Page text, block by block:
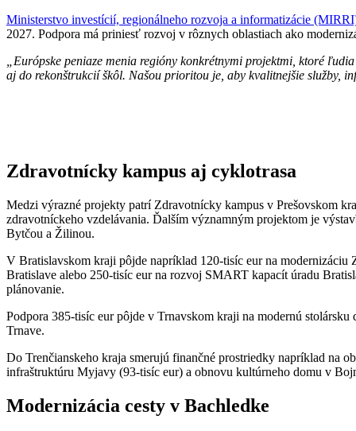
Ministerstvo investícií, regionálneho rozvoja a informatizácie
2027. Podpora má priniesť rozvoj v rôznych oblastiach ako
„Európske peniaze menia regióny konkrétnymi projektmi, ktoré
aj do rekonštrukcií škôl. Našou prioritou je, aby kvalitnejšie služby,
Zdravotnícky kampus aj cyklotrasa
Medzi výrazné projekty patrí Zdravotnícky kampus v Prešovskom
zdravotníckeho vzdelávania. Ďalším významným projektom je
Bytčou a Žilinou.
V Bratislavskom kraji pôjde napríklad 120-tisíc eur na
Bratislave alebo 250-tisíc eur na rozvoj SMART kapacít úradu
plánovanie.
Podpora 385-tisíc eur pôjde v Trnavskom kraji na modernú
Trnave.
Do Trenčianskeho kraja smerujú finančné prostriedky napríklad na
infraštruktúru Myjavy (93-tisíc eur) a obnovu kultúrneho domu v
Modernizácia cesty v Bachledke